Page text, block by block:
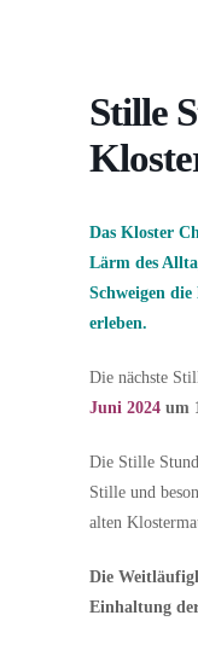
Stille
Das Kloster
Lärm des
Schweigen
erleben.
Die nächste
Juni 2024 um
Die Stille
Stille und
alten
Die
Einhaltung